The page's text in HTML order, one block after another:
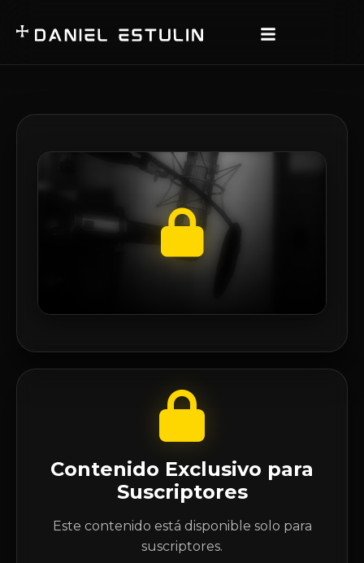
Contenido Exclusivo para
Suscriptores
Este contenido está disponible solo para
suscriptores.